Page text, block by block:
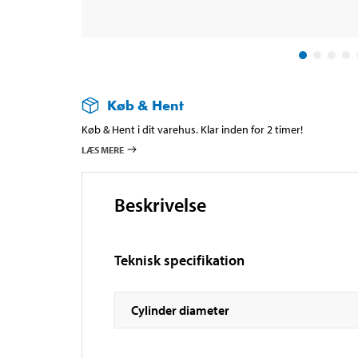
Køb & Hent
Køb & Hent i dit varehus. Klar inden for 2 timer!
LÆS MERE
Beskrivelse
Teknisk specifikation
Cylinder diameter